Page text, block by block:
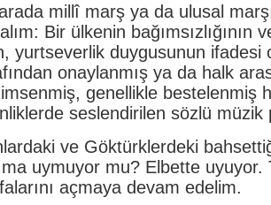
millî marş ya da ulusal
Bir ülkenin bağımsızlığının
yurtseverlik duygusunun ifadesi
onaylanmış ya da halk
genellikle bestelenmiş
seslendirilen sözlü müzik
ve Göktürklerdeki
uymuyor mu? Elbette uyuyor.
açmaya devam edelim.